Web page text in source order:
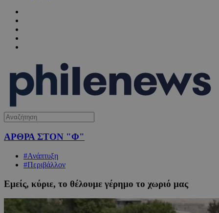
ΑΡΘΡΑ ΣΤΟΝ "Φ"
#Ανάπτυξη
#Περιβάλλον
Εμείς, κύριε, το θέλουμε γέρημο το χωριό μας